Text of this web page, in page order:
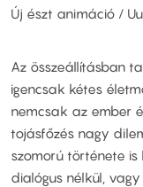
Új észt animáció /
Az összeállításban
igencsak kétes
nemcsak az ember
tojásfőzés nagy
szomorú története
dialógus nélkül,